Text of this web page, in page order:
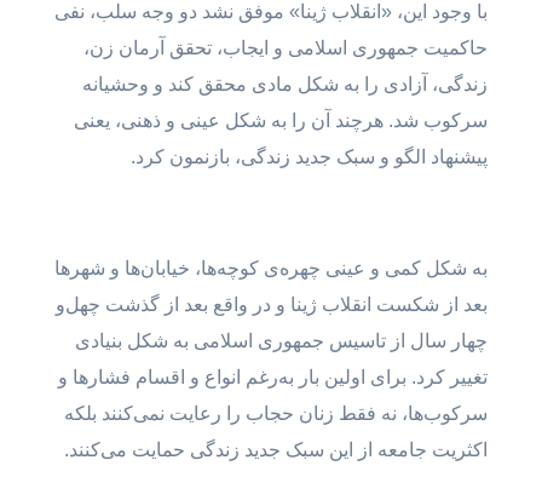
با وجود این، «انقلاب ژینا» موفق نشد دو وجه سلب، نفی
حاکمیت جمهوری اسلامی و ایجاب، تحقق آرمان زن،
زندگی، آزادی را به شکل مادی محقق کند و وحشیانه
سرکوب شد. هرچند آن را به شکل عینی و ذهنی، یعنی
پیشنهاد الگو و سبک جدید زندگی، بازنمون کرد.
به شکل کمی و عینی چهره‌ی کوچه‌ها، خیابان‌ها و شهر‌ها
بعد از شکست انقلاب ژینا و در واقع بعد از گذشت چهل‌و
چهار سال از تاسیس جمهوری اسلامی به شکل بنیادی
تغییر کرد. برای اولین بار به‌رغم انواع و اقسام فشارها و
سرکوب‌ها، نه فقط زنان حجاب را رعایت نمی‌کنند بلکه
اکثریت جامعه از این سبک جدید زندگی حمایت می‌کنند.